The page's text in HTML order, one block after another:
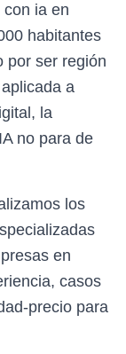
ia en
habitantes
por ser región
a
la
no para de
los
en
casos
precio para